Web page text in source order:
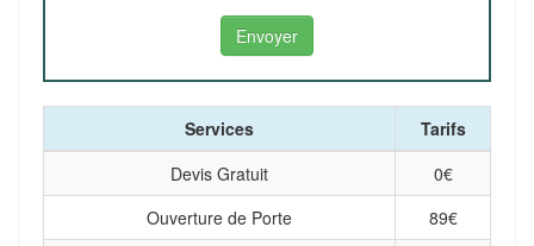
Services
Tarifs
Devis Gratuit
0€
Ouverture de Porte
89€